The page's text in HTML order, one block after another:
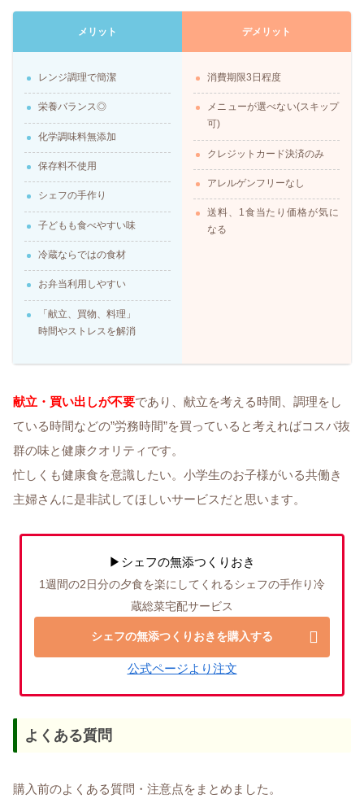
メリット
レンジ調理で簡潔
栄養バランス◎
化学調味料無添加
保存料不使用
シェフの手作り
子どもも食べやすい味
冷蔵ならではの食材
お弁当利用しやすい
「献立、買物、料理」
時間やストレスを解消
デメリット
消費期限3日程度
メニューが選べない(スキップ
可)
クレジットカード決済のみ
アレルゲンフリーなし
送料、1食当たり価格が気に
なる
献立・買い出しが不要であり、献立を考える時間、調理をし
ている時間などの”労務時間”を買っていると考えればコスパ抜
群の味と健康クオリティです。
忙しくも健康食を意識したい。小学生のお子様がいる共働き
主婦さんに是非試してほしいサービスだと思います。
▶シェフの無添つくりおき
1週間の2日分の夕食を楽にしてくれるシェフの手作り冷
蔵総菜宅配サービス
シェフの無添つくりおきを購入する
公式ページより注文
よくある質問
購入前のよくある質問・注意点をまとめました。